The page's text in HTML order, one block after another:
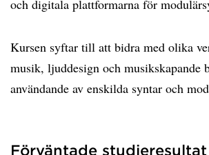
och digitala plattformarna för
Kursen syftar till att bidra med olika
musik, ljuddesign och musikskapande
användande av enskilda syntar och
Förväntade studieresultat